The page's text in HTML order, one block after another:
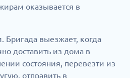
оказывается в
Бригада выезжает, когда
доставить из дома в
состояния, перевезти из
отправить в